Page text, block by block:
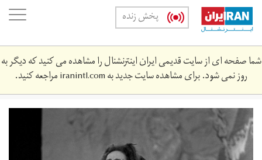
Skip
main
content
پخش زنده
شما صفحه ای از سایت قدیمی ایران اینترنشنال را مشاهده می کنید که دیگر به
روز نمی شود. برای مشاهده سایت جدید بهiranintl.comمراجعه کنید.
bob-
marley_3.jpg